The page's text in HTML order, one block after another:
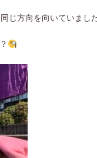
じ方向を向いていまし